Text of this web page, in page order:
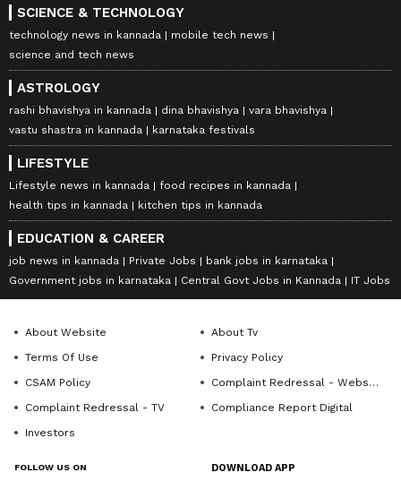
SCIENCE & TECHNOLOGY
technology news in kannada
mobile tech news
science and tech news
ASTROLOGY
rashi bhavishya in kannada dina bhavishya
vara bhavishya
vastu shastra in kannada
karnataka festivals
LIFESTYLE
Lifestyle news in kannada
food recipes in kannada
health tips in kannada
kitchen tips in kannada
EDUCATION & CAREER
job news in kannada Private Jobs
bank jobs in karnataka
Government jobs in karnataka
Central Govt Jobs in Kannada IT Jobs
About Website
About Tv
Terms Of Use
Privacy Policy
CSAM Policy
Complaint Redressal - Website
Complaint Redressal - TV
Compliance Report Digital
Investors
FOLLOW US ON DOWNLOAD APP